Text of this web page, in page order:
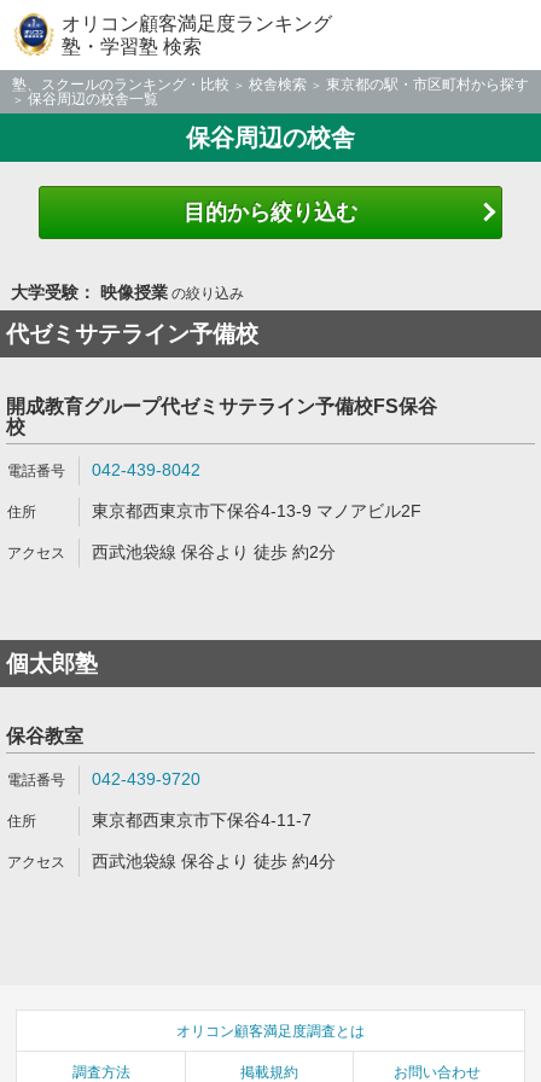
オリコン顧客満足度ランキング
塾・学習塾 検索
塾、スクールのランキング・比較 校舎検索
東京都の駅・市区町村から探す
保谷周辺の校舎一覧
保谷周辺の校舎
目的から絞り込む
大学受験： 映像授業の絞り込み
代ゼミサテライン予備校
開成教育グループ代ゼミサテライン予備校FS保谷
校
042-439-8042
東京都西東京市下保谷4-13-9 マノアビル2F
西武池袋線 保谷より 徒歩 約2分
個太郎塾
保谷教室
042-439-9720
東京都西東京市下保谷4-11-7
西武池袋線 保谷より 徒歩 約4分
オリコン顧客満足度調査とは
調査方法 掲載規約 お問い合わせ